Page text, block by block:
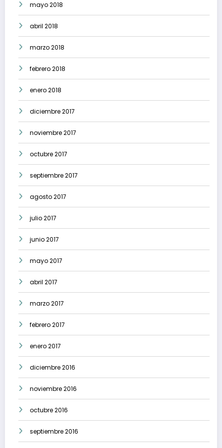
mayo 2018
abril 2018
marzo 2018
febrero 2018
enero 2018
diciembre 2017
noviembre 2017
octubre 2017
septiembre 2017
agosto 2017
julio 2017
junio 2017
mayo 2017
abril 2017
marzo 2017
febrero 2017
enero 2017
diciembre 2016
noviembre 2016
octubre 2016
septiembre 2016